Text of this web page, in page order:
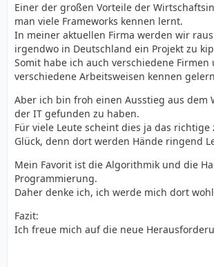
Einer der großen Vorteile der
man viele Frameworks kennen lernt.
In meiner aktuellen Firma werden wir
irgendwo in Deutschland ein Projekt zu
Somit habe ich auch verschiedene Firmen
verschiedene Arbeitsweisen kennen
Aber ich bin froh einen Ausstieg aus dem
der IT gefunden zu haben.
Für viele Leute scheint dies ja das richtige
Glück, denn dort werden Hände ringend
Mein Favorit ist die Algorithmik und die
Programmierung.
Daher denke ich, ich werde mich dort
Fazit:
Ich freue mich auf die neue